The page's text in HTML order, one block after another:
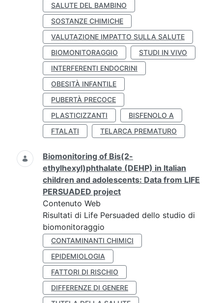
SALUTE DEL BAMBINO
SOSTANZE CHIMICHE
VALUTAZIONE IMPATTO SULLA SALUTE
BIOMONITORAGGIO
STUDI IN VIVO
INTERFERENTI ENDOCRINI
OBESITÀ INFANTILE
PUBERTÀ PRECOCE
PLASTICIZZANTI
BISFENOLO A
FTALATI
TELARCA PREMATURO
Biomonitoring of Bis(2-
ethylhexyl)phthalate (DEHP) in Italian
children and adolescents: Data from LIFE
PERSUADED project
Contenuto Web
Risultati di Life Persuaded dello studio di
biomonitoraggio
CONTAMINANTI CHIMICI
EPIDEMIOLOGIA
FATTORI DI RISCHIO
DIFFERENZE DI GENERE